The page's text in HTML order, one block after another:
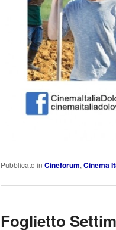
Pubblicato in Cineforum, Cinema
Foglietto